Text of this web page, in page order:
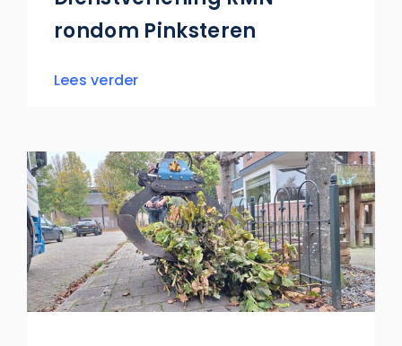
rondom Pinksteren
Lees verder